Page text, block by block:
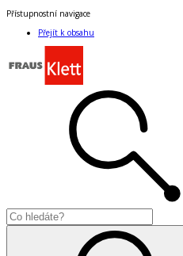
Přístupnostní navigace
Přejít k obsahu